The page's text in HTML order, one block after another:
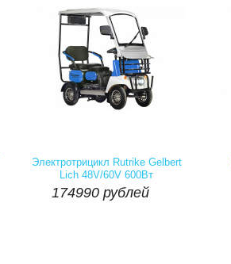
Электротрицикл Rutrike Gelbert
Lich 48V/60V 600Вт
174990 рублей
174990 рублей
шт  Купить